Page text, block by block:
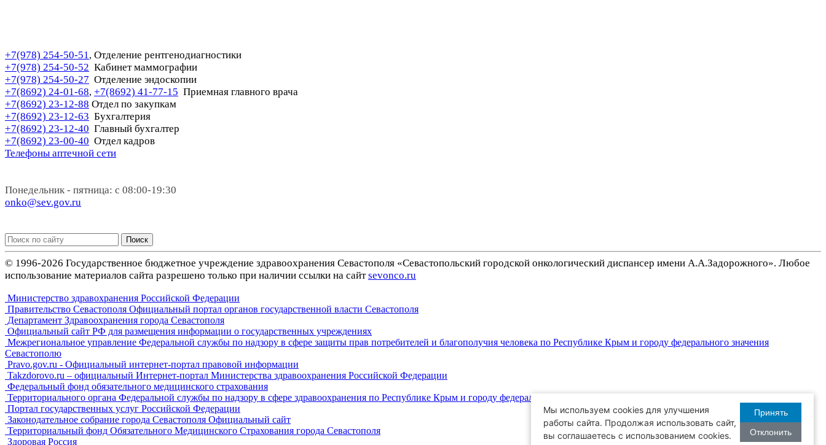
+7(978) 254-50-51, Отделение рентгенодиагностики
+7(978) 254-50-52 Кабинет маммографии
+7(978) 254-50-27 Отделение эндоскопии
+7(8692) 24-01-68, +7(8692) 41-77-15 Приемная главного врача
+7(8692) 23-12-88 Отдел по закупкам
+7(8692) 23-12-63 Бухгалтерия
+7(8692) 23-12-40 Главный бухгалтер
+7(8692) 23-00-40 Отдел кадров
Телефоны аптечной сети
Понедельник - пятница: с 08:00-19:30
onko@sev.gov.ru
Поиск
© 1996-2026 Государственное бюджетное учреждение здравоохранения Севастополя «Севастопольский городской онкологический диспансер имени А.А.Задорожного». Любое
использование материалов сайта разрешено только при наличии ссылки на сайтsevonco.ru
Министерство здравохранения Российской Федерации
Правительство Севастополя Официальный портал органов государственной власти Севастополя
Департамент Здравоохранения города Севастополя
Официальный сайт РФ для размещения информации о государственных учреждениях
Межрегиональное управление Федеральной службы по надзору в сфере защиты прав потребителей и благополучия человека по Республике Крым и городу федерального значения
Севастополю
Pravo.gov.ru - Официальный интернет-портал правовой информации
Takzdorovo.ru – официальный Интернет-портал Министерства здравоохранения Российской Федерации
Федеральный фонд обязательного медицинского страхования
Территориального органа Федеральной службы по надзору в сфере здравоохранения по Республике Крым и городу федерального значения Севастополю
Портал государственных услуг Российской Федерации
Законодательное собрание города Севастополя Официальный сайт
Территориальный фонд Обязательного Медицинского Страхования города Севастополя
Здоровая Россия
Мы используем cookies для улучшения
работы сайта. Продолжая использовать сайт,
вы соглашаетесь с использованием cookies.
Принять
Отклонить